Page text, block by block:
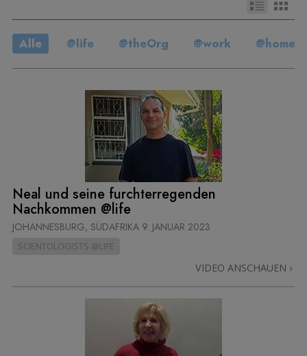
Alle @life @theOrg @work @home
Neal und seine furchter­regenden
Nachkommen @life
JOHANNESBURG, SÜDAFRIKA 9. JANUAR 2023
SCIENTOLOGISTS @LIFE
VIDEO ANSCHAUEN